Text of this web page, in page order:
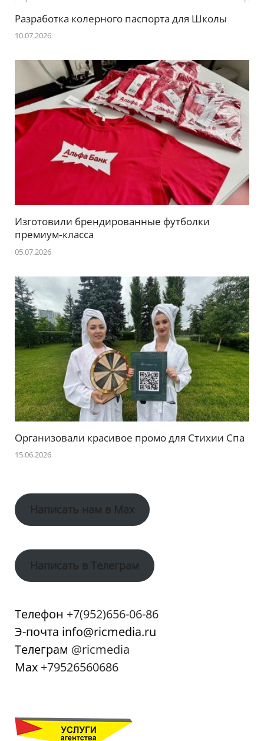
Разработка колерного паспорта для Школы
10.07.2026
Изготовили брендированные футболки
премиум‑класса
05.07.2026
Организовали красивое промо для Стихии Спа
15.06.2026
Написать нам в Max
Написать в Телеграм
Телефон +7(952)656-06-86
Э-почта info@ricmedia.ru
Телеграм @ricmedia
Мах +79526560686